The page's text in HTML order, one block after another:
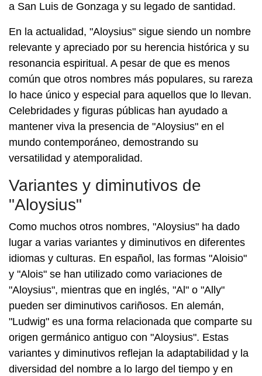
a San Luis de Gonzaga y su legado de santidad.
En la actualidad, "Aloysius" sigue siendo un nombre
relevante y apreciado por su herencia histórica y su
resonancia espiritual. A pesar de que es menos
común que otros nombres más populares, su rareza
lo hace único y especial para aquellos que lo llevan.
Celebridades y figuras públicas han ayudado a
mantener viva la presencia de "Aloysius" en el
mundo contemporáneo, demostrando su
versatilidad y atemporalidad.
Variantes y diminutivos de
"Aloysius"
Como muchos otros nombres, "Aloysius" ha dado
lugar a varias variantes y diminutivos en diferentes
idiomas y culturas. En español, las formas "Aloisio"
y "Alois" se han utilizado como variaciones de
"Aloysius", mientras que en inglés, "Al" o "Ally"
pueden ser diminutivos cariñosos. En alemán,
"Ludwig" es una forma relacionada que comparte su
origen germánico antiguo con "Aloysius". Estas
variantes y diminutivos reflejan la adaptabilidad y la
diversidad del nombre a lo largo del tiempo y en